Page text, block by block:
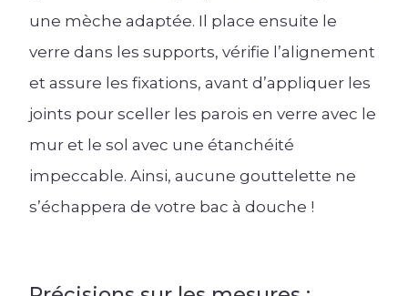
une mèche adaptée. Il place ensuite le
verre dans les supports, vérifie l’alignement
et assure les fixations, avant d’appliquer les
joints pour sceller les parois en verre avec le
mur et le sol avec une étanchéité
impeccable. Ainsi, aucune gouttelette ne
s’échappera de votre bac à douche !